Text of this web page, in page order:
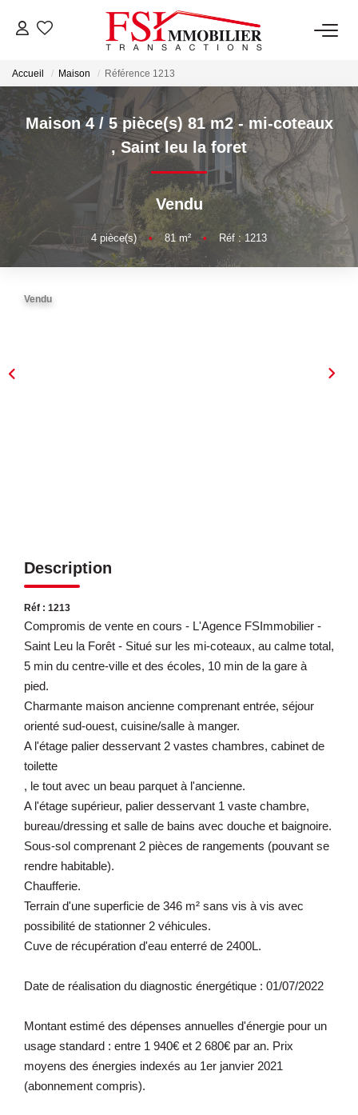
NOTRE AGENCE
Notre Équipe
VENTES
LOCATIONS
GESTION
Accueil Maison Référence 1213
Maison 4 / 5 pièce(s) 81 m2 - mi-coteaux
,Saint leu la foret
Vendu
4 pièce(s) • 81 m² • Réf : 1213
Vendu
Description
Réf : 1213
Compromis de vente en cours - L'Agence FSImmobilier -
Saint Leu la Forêt - Situé sur les mi-coteaux, au calme total,
5 min du centre-ville et des écoles, 10 min de la gare à
pied.
Charmante maison ancienne comprenant entrée, séjour
orienté sud-ouest, cuisine/salle à manger.
A l'étage palier desservant 2 vastes chambres, cabinet de
toilette
, le tout avec un beau parquet à l'ancienne.
A l'étage supérieur, palier desservant 1 vaste chambre,
bureau/dressing et salle de bains avec douche et baignoire.
Sous-sol comprenant 2 pièces de rangements (pouvant se
rendre habitable).
Chaufferie.
Terrain d'une superficie de 346 m² sans vis à vis avec
possibilité de stationner 2 véhicules.
Cuve de récupération d'eau enterré de 2400L.
Date de réalisation du diagnostic énergétique : 01/07/2022
Montant estimé des dépenses annuelles d'énergie pour un
usage standard : entre 1 940€ et 2 680€ par an. Prix
moyens des énergies indexés au 1er janvier 2021
(abonnement compris).